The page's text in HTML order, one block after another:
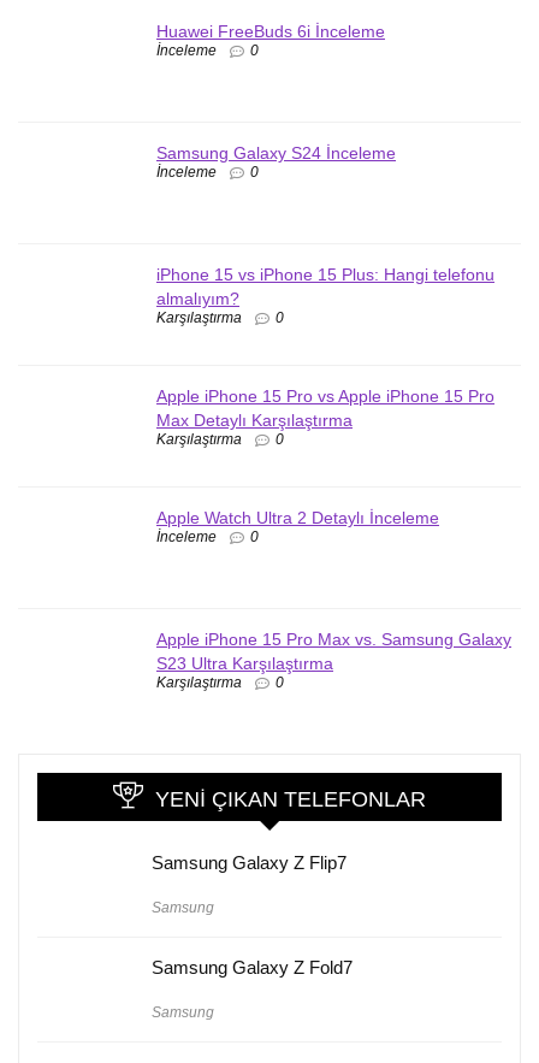
Huawei FreeBuds 6i İnceleme
İnceleme 0
Samsung Galaxy S24 İnceleme
İnceleme 0
iPhone 15 vs iPhone 15 Plus: Hangi telefonu
almalıyım?
Karşılaştırma 0
Apple iPhone 15 Pro vs Apple iPhone 15 Pro
Max Detaylı Karşılaştırma
Karşılaştırma 0
Apple Watch Ultra 2 Detaylı İnceleme
İnceleme 0
Apple iPhone 15 Pro Max vs. Samsung Galaxy
S23 Ultra Karşılaştırma
Karşılaştırma 0
YENI ÇIKAN TELEFONLAR
Samsung Galaxy Z Flip7
Samsung
Samsung Galaxy Z Fold7
Samsung